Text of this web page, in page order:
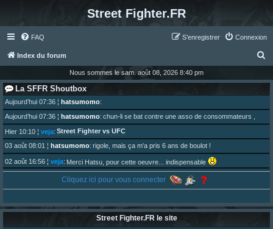
Street Fighter.FR
FAQ Connexion
S’enregistrer
Index du forum
c
e
Nous sommes le sam. août 08, 2026 8:40 pm
La SFFR Shoutbox
Aujourd’hui 07:36 ¦ hatsumomo:
Aujourd’hui 07:36 ¦ hatsumomo: chun-li se bat contre une asso de consommateurs ,
Hier 10:10 ¦ veja: Street Fighter vs UFC
03 août 08:01 ¦ hatsumomo: rigole, mais ça m'a pris 6 ans de boulot !
02 août 16:56 ¦ veja: Merci Hatsu, pour cette oeuvre... indispensable
Vous y trouverez du sesque, de l'humour, du sesque, des combats et plein de lore SF !
01 août 08:08¦hatsumomo:
Aujourd'hui, c'est le yaoi day. Pour la peine je reposte ma dernière fic.
Cliquez ici pour vous connecter
Street Fighter.FR le site